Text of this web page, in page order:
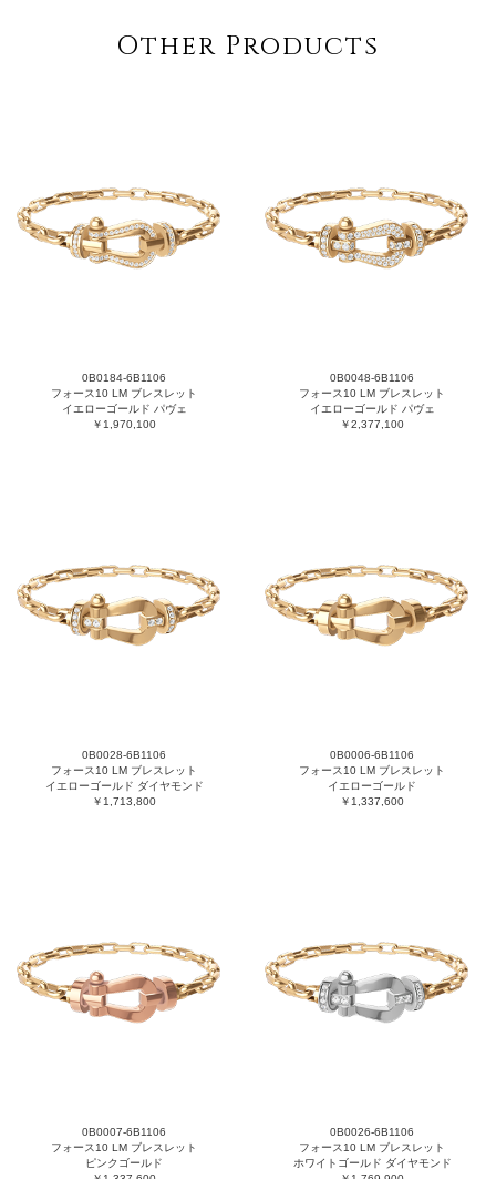
Other Products
0B0184-6B1106
フォース10 LM ブレスレット
イエローゴールド パヴェ
￥1,970,100
0B0048-6B1106
フォース10 LM ブレスレット
イエローゴールド パヴェ
￥2,377,100
0B0028-6B1106
フォース10 LM ブレスレット
イエローゴールド ダイヤモンド
￥1,713,800
0B0006-6B1106
フォース10 LM ブレスレット
イエローゴールド
￥1,337,600
0B0007-6B1106
フォース10 LM ブレスレット
ピンクゴールド
0B0026-6B1106
フォース10 LM ブレスレット
ホワイトゴールド ダイヤモンド